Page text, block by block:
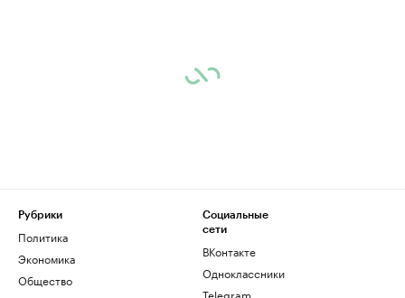
Рубрики
Политика
Экономика
Общество
Социальные
сети
ВКонтакте
Одноклассники
Telegram